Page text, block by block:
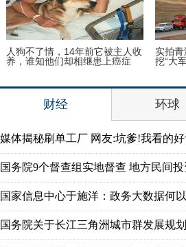
人狗不了情，14年前它被主人收
养，谁知他们却相继患上癌症
实拍
挖“大
财经 环球
媒体揭秘刷单工厂 网友:坑爹!我看的
国务院9个督查组实地督查 地方民间投
国家信息中心于施洋：政务大数据何
国务院关于长江三角洲城市群发展规